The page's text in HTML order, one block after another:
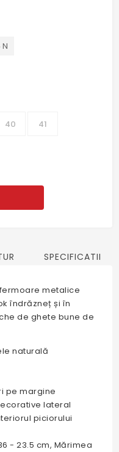
N
40 41
SPECIFICATII
metalice
îndrăzneț și în
de ghete bune de
naturală
pe margine
lateral
piciorului
- 23.5 cm, Mărimea